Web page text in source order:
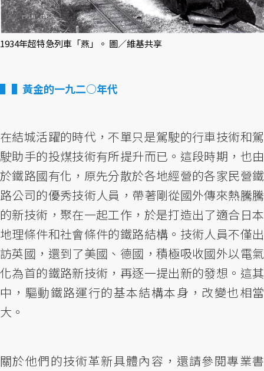
1934年超特急列車「燕」。 圖／維基共享
▌黃金的一九二○年代
在結城活躍的時代，不單只是駕駛的行車技術和駕
駛助手的投煤技術有所提升而已。這段時期，也由
於鐵路國有化，原先分散於各地經營的各家民營鐵
路公司的優秀技術人員，帶著剛從國外傳來熱騰騰
的新技術，聚在一起工作，於是打造出了適合日本
地理條件和社會條件的鐵路結構。技術人員不僅出
訪英國，還到了美國、德國，積極吸收國外以電氣
化為首的鐵路新技術，再逐一提出新的發想。這其
中，驅動鐵路運行的基本結構本身，改變也相當
大。
關於他們的技術革新具體內容，還請參閱專業書